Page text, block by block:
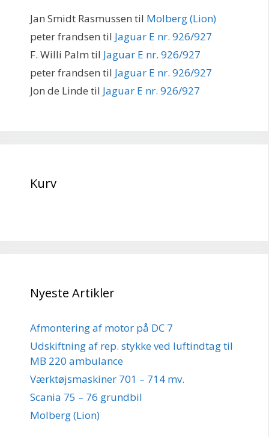
Jan Smidt Rasmussen til Molberg (Lion)
peter frandsen til Jaguar E nr. 926/927
F. Willi Palm til Jaguar E nr. 926/927
peter frandsen til Jaguar E nr. 926/927
Jon de Linde til Jaguar E nr. 926/927
Kurv
Nyeste Artikler
Afmontering af motor på DC 7
Udskiftning af rep. stykke ved luftindtag til
MB 220 ambulance
Værktøjsmaskiner 701 – 714 mv.
Scania 75 – 76 grundbil
Molberg (Lion)